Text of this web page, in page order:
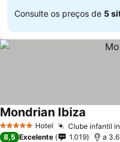
Consulte os preços de 5
5 Estrelas Hotel Clube infantil
Mondrian Ibiza
8,5 Excelente 1.019 a